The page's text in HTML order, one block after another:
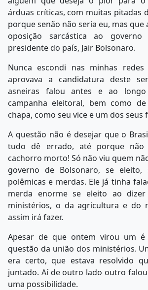
árduas críticas, com muitas pitadas
porque senão não seria eu, mas que
oposição sarcástica ao governo
presidente do país, Jair Bolsonaro.
Nunca escondi nas minhas
aprovava a candidatura deste
asneiras falou antes e ao
campanha eleitoral, bem como
chapa, como seu vice e um dos seus
A questão não é desejar que o
tudo dê errado, até porque
cachorro morto! Só não viu quem
governo de Bolsonaro, se
polêmicas e merdas. Ele já tinha
merda enorme se eleito ao
ministérios, o da agricultura e do
assim irá fazer.
Apesar de que ontem virou um
questão da união dos ministérios.
era certo, que estava resolvido
juntado. Aí de outro lado outro
uma possibilidade.